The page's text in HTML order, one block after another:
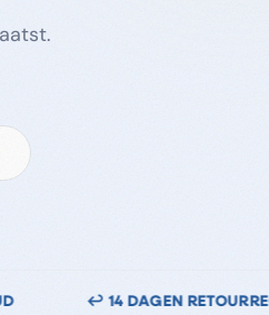
🇳🇱 NEDERLANDS MERK